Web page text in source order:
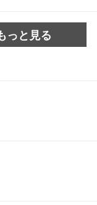
っと見る